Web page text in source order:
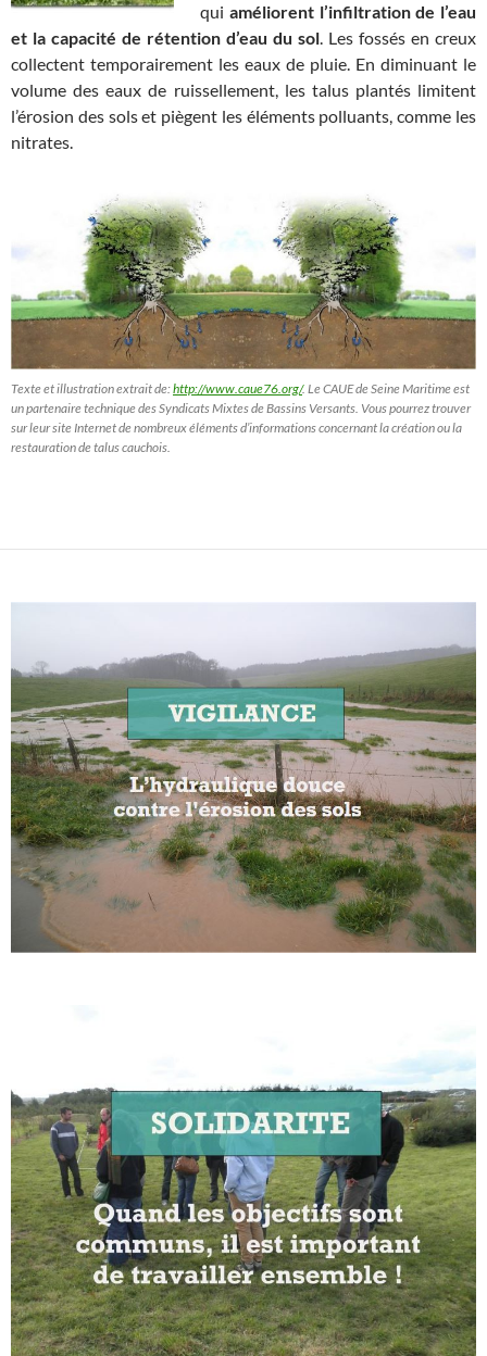
qui améliorent l’infiltration de l’eau
et la capacité de rétention d’eau du sol. Les fossés en creux
collectent temporairement les eaux de pluie. En diminuant le
volume des eaux de ruissellement, les talus plantés limitent
l’érosion des sols et piègent les éléments polluants, comme les
nitrates.
Texte et illustration extrait de:http://www.caue76.org/. Le CAUE de Seine Maritime est
un partenaire technique des Syndicats Mixtes de Bassins Versants. Vous pourrez trouver
sur leur site Internet de nombreux éléments d’informations concernant la création ou la
restauration de talus cauchois.